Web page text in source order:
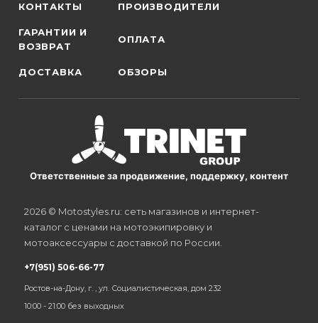
КОНТАКТЫ ПРОИЗВОДИТЕЛИ
ГАРАНТИИ И
ВОЗВРАТ
ОПЛАТА
ДОСТАВКА ОБЗОРЫ
Ответственные за продвижение, поддержку, контент
2026 © Motostyles.ru: сеть магазинов и интернет-
каталог с ценами на мотоэкипировку и
мотоаксессуары с доставкой по России.
+7(951) 506-66-77
Ростов-на-Дону, г. , ул. Социалистическая, дом 232
10:00 - 21:00 без выходных